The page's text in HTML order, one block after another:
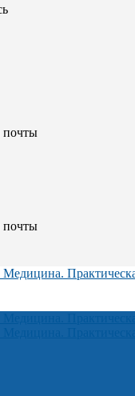
почты
почты